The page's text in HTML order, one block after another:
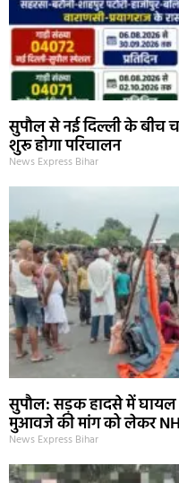
सुपौल से नई दिल्ली के बीच
शुरू होगा परिचालन
News Express Bihar
सुपौल: सड़क हादसे में घायल
मुआवजे की मांग को लेकर
News Express Bihar